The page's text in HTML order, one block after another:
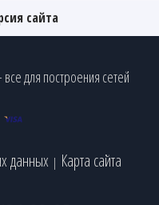
сайта
для построения сетей
данных | Карта сайта